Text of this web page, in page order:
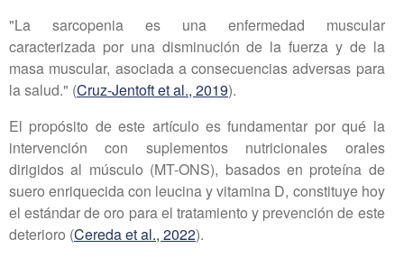
"La sarcopenia es una enfermedad muscular
caracterizada por una disminución de la fuerza y de la
masa muscular, asociada a consecuencias adversas para
la salud." (Cruz-Jentoft et al., 2019).
El propósito de este artículo es fundamentar por qué la
intervención con suplementos nutricionales orales
dirigidos al músculo (MT-ONS), basados en proteína de
suero enriquecida con leucina y vitamina D, constituye hoy
el estándar de oro para el tratamiento y prevención de este
deterioro (Cereda et al., 2022).